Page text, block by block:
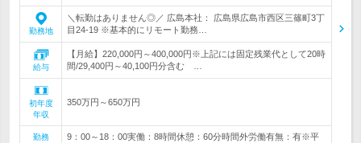
勤務地
＼転勤はありません◎／ 広島本社： 広島県広島市西区三篠町3丁
目24-19 ※基本的にリモート勤務…
給与
【月給】220,000円～400,000円※上記には固定残業代として20時
間/29,400円～40,100円分含む …
初年度
年収
350万円～650万円
勤務
9：00～18：00実働：8時間休憩：60分時間外労働有無：有※平